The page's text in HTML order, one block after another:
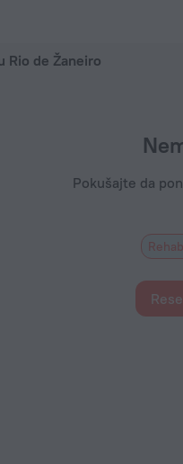
Rio de Žaneiro
Pokušajte da
- Rezervišite odmah